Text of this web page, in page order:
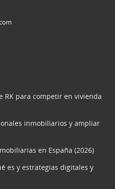
RK para competir en vivienda
inmobiliarios y ampliar
en España (2026)
es y estrategias digitales y